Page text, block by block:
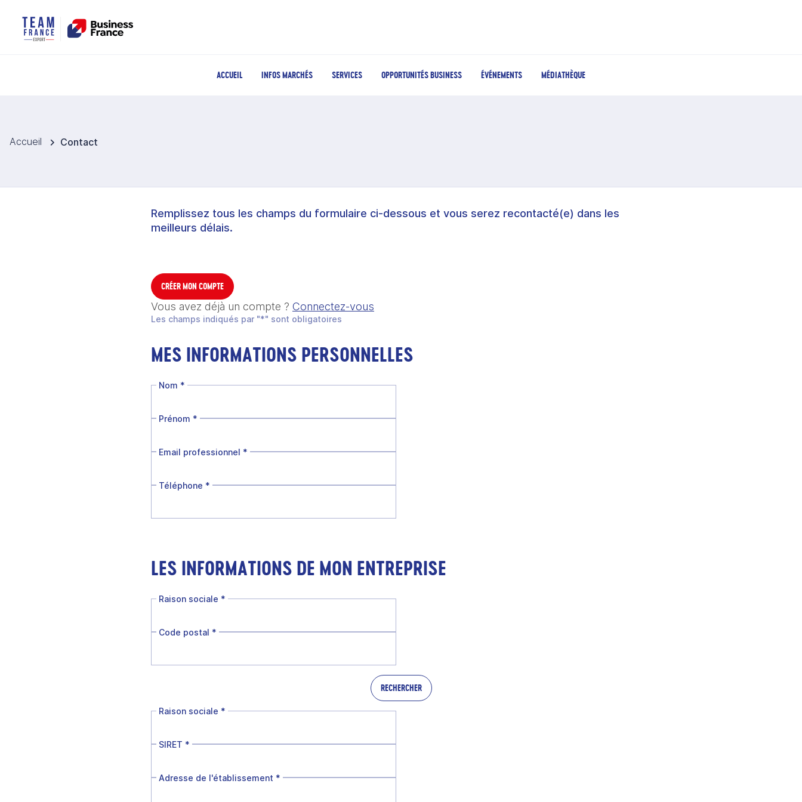
ACCUEIL INFOS MARCHÉS SERVICES OPPORTUNITÉS BUSINESS ÉVÉNEMENTS MÉDIATHÈQUE
Accueil Contact
Remplissez tous les champs du formulaire ci-dessous et vous serez recontacté(e) dans les
meilleurs délais.
CRÉER MON COMPTE
Vous avez déjà un compte ? Connectez-vous
Les champs indiqués par "*" sont obligatoires
MES INFORMATIONS PERSONNELLES
Nom *
Prénom *
Email professionnel *
Téléphone *
LES INFORMATIONS DE MON ENTREPRISE
Raison sociale *
Code postal *
RECHERCHER
Raison sociale *
SIRET *
Adresse de l'établissement *